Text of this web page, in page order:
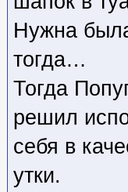
Нужна
тогда…
Тогда
решил
себя в
утки.